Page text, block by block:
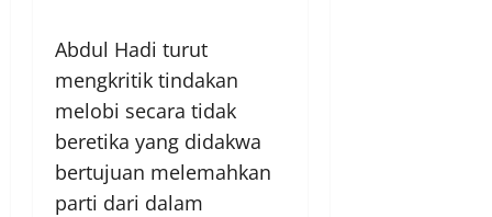
Abdul Hadi turut
mengkritik tindakan
melobi secara tidak
beretika yang didakwa
bertujuan melemahkan
parti dari dalam